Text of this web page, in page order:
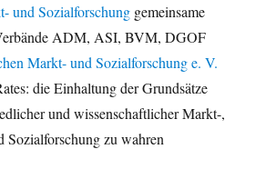
und Sozialforschung gemeinsame
ADM, ASI, BVM, DGOF
Markt- und Sozialforschung e. V.
die Einhaltung der Grundsätze
und wissenschaftlicher Markt-,
Sozialforschung zu wahren